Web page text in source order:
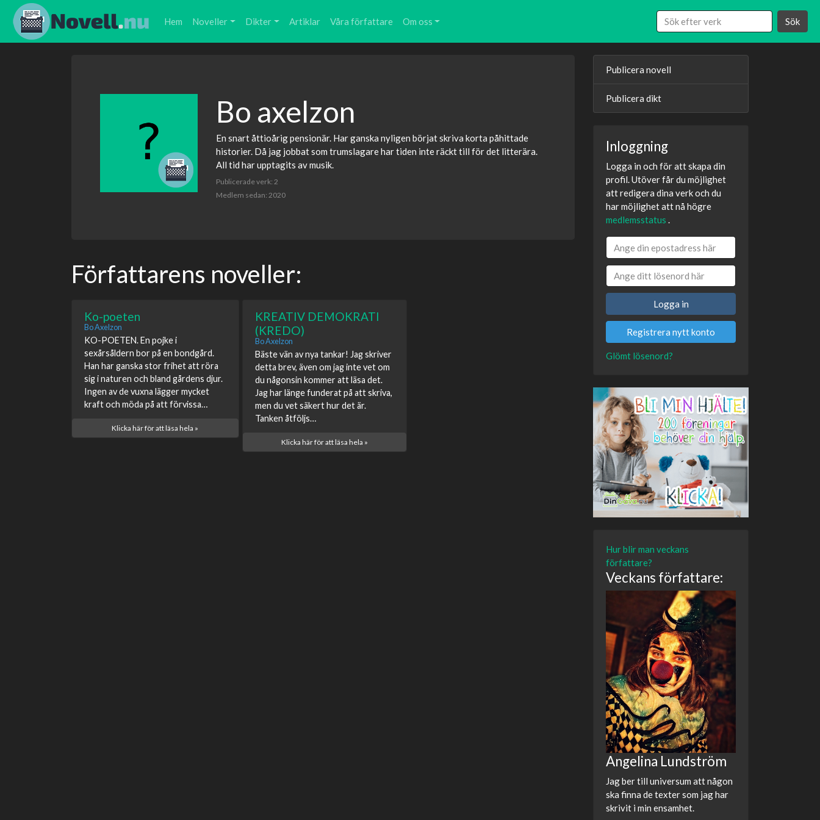
Hem Noveller Dikter Artiklar Våra författare Om oss Sök
Bo axelzon
En snart åttioårig pensionär. Har ganska nyligen börjat skriva korta påhittade
historier. Då jag jobbat som trumslagare har tiden inte räckt till för det litterära.
All tid har upptagits av musik.
Publicerade verk: 2
Medlem sedan: 2020
Författarens noveller:
Ko-poeten
Bo Axelzon
KO-POETEN. En pojke i
sexårsåldern bor på en bondgård.
Han har ganska stor frihet att röra
sig i naturen och bland gårdens djur.
Ingen av de vuxna lägger mycket
kraft och möda på att förvissa…
Klicka här för att läsa hela »
KREATIV DEMOKRATI
(KREDO)
Bo Axelzon
Bäste vän av nya tankar! Jag skriver
detta brev, även om jag inte vet om
du någonsin kommer att läsa det.
Jag har länge funderat på att skriva,
men du vet säkert hur det är.
Tanken åtföljs…
Klicka här för att läsa hela »
Publicera novell
Publicera dikt
Inloggning
Logga in och för att skapa din
profil. Utöver får du möjlighet
att redigera dina verk och du
har möjlighet att nå högre
medlemsstatus .
Logga in
Registrera nytt konto
Glömt lösenord?
Hur blir man veckans
författare?
Veckans författare:
Angelina Lundström
Jag ber till universum att någon
ska finna de texter som jag har
skrivit i min ensamhet.